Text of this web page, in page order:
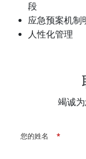
段
应急预案机制
人性化管理
竭诚
*
您的姓名